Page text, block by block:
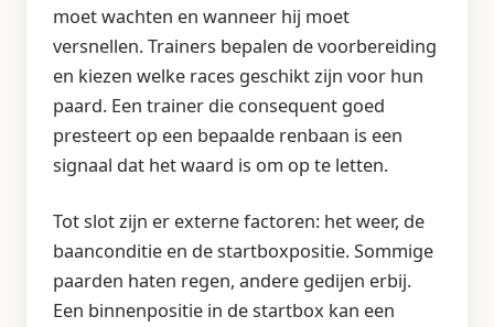
moet wachten en wanneer hij moet
versnellen. Trainers bepalen de voorbereiding
en kiezen welke races geschikt zijn voor hun
paard. Een trainer die consequent goed
presteert op een bepaalde renbaan is een
signaal dat het waard is om op te letten.
Tot slot zijn er externe factoren: het weer, de
baanconditie en de startboxpositie. Sommige
paarden haten regen, andere gedijen erbij.
Een binnenpositie in de startbox kan een